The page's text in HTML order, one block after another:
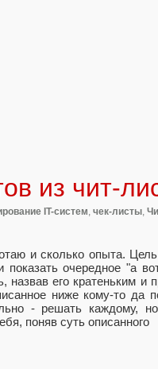
из чит-
IT-систем, чек-листы,
и сколько опыта.
очередное "а
назвав его кратеньким и
ниже кому-то да
- решать каждому,
поняв суть описанного